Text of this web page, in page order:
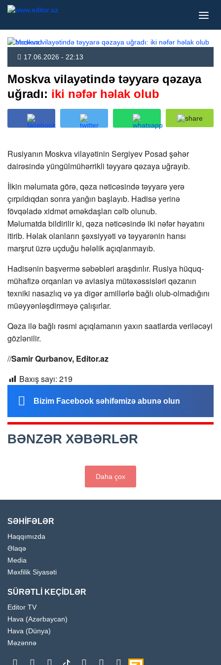
17.06.2026 - 22:13
Moskva vilayətində təyyarə qəzaya
uğradı: iki nəfər həlak olub
Rusiyanın Moskva vilayətinin Sergiyev Posad şəhər
dairəsində yüngülmühərrikli təyyarə qəzaya uğrayıb.
İlkin məlumata görə, qəza nəticəsində təyyarə yerə
çırpıldıqdan sonra yanğın başlayıb. Hadisə yerinə
fövqəladə xidmət əməkdaşları cəlb olunub.
Məlumatda bildirilir ki, qəza nəticəsində iki nəfər həyatını
itirib. Həlak olanların şəxsiyyəti və təyyarənin hansı
marşrut üzrə uçduğu hələlik açıqlanmayıb.
Hadisənin başvermə səbəbləri araşdırılır. Rusiya hüquq-
mühafizə orqanları və aviasiya mütəxəssisləri qəzanın
texniki nasazlıq və ya digər amillərlə bağlı olub-olmadığını
müəyyənləşdirməyə çalışırlar.
Qəza ilə bağlı rəsmi açıqlamanın yaxın saatlarda veriləcəyi
gözlənilir.
//Samir Qurbanov, Editor.az
Baxış sayı: 219
Bizim Facebook səhifəmizə abunə olun
BƏNZƏR XƏBƏRLƏR
Daha çox
SƏHİFƏLƏR
Haqqımızda
Əlaqə
Media
Məxfilik Siyasəti
SÜRƏTLİ KEÇİDLƏR
Editor TV
Hava (Azərbaycan)
Hava (Dünya)
Məzənnə